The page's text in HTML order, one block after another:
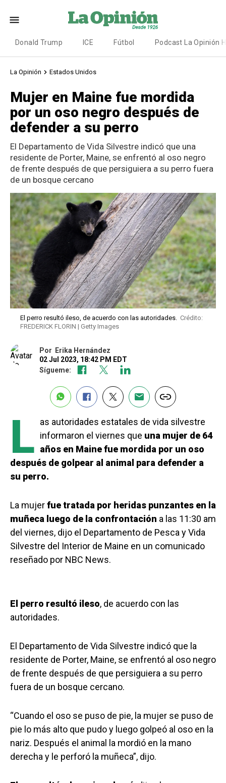
Donald Trump ICE Fútbol Podcast La Opinión
La Opinión Estados Unidos
Mujer en Maine fue mordida
por un oso negro después de
defender a su perro
El Departamento de Vida Silvestre indicó que una
residente de Porter, Maine, se enfrentó al oso negro
de frente después de que persiguiera a su perro fuera
de un bosque cercano
El perro resultó ileso, de acuerdo con las autoridades. Crédito:
FREDERICK FLORIN | Getty Images
Por
Erika Hernández
02 Jul 2023, 18:42 PM EDT
Sígueme:
L as autoridades estatales de vida silvestre
informaron el viernes que una mujer de 64
años en Maine fue mordida por un oso
después de golpear al animal para defender a
su perro.
La mujerfue tratada por heridas punzantes en la
muñeca luego de la confrontación a las 11:30 am
del viernes, dijo el Departamento de Pesca y Vida
Silvestre del Interior de Maine en un comunicado
reseñado por NBC News.
El perro resultó ileso, de acuerdo con las
autoridades.
El Departamento de Vida Silvestre indicó que la
residente de Porter, Maine, se enfrentó al oso negro
de frente después de que persiguiera a su perro
fuera de un bosque cercano.
“Cuando el oso se puso de pie, la mujer se puso de
pie lo más alto que pudo y luego golpeó al oso en la
nariz. Después el animal la mordió en la mano
derecha y le perforó la muñeca”, dijo.